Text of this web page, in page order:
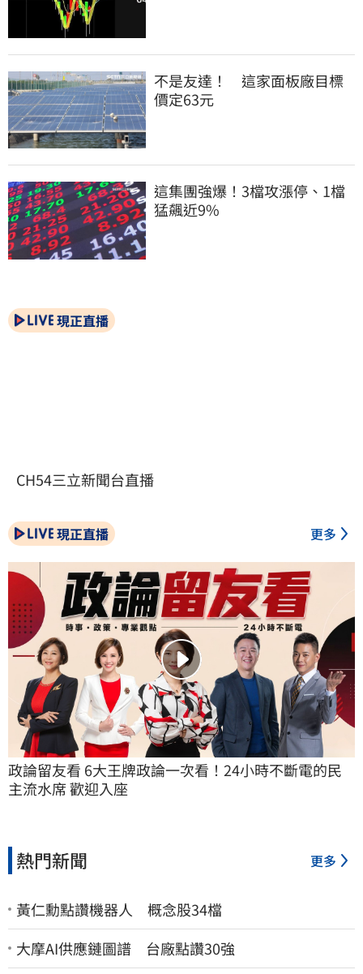
不是友達！　這家面板廠目標
價定63元
這集團強爆！3檔攻漲停、1檔
猛飆近9%
現正直播
CH54三立新聞台直播
現正直播 更多
政論留友看 6大王牌政論一次看！24小時不斷電的民
主流水席 歡迎入座
熱門新聞 更多
黃仁勳點讚機器人 概念股34檔
大摩AI供應鏈圖譜 台廠點讚30強